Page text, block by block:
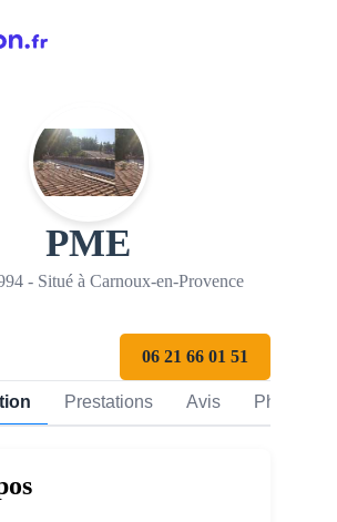
PME
- Situé à Carnoux-en-Provence
06 21 66 01 51
Prestations Avis Photos